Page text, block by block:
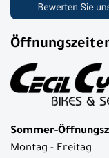
Sommer-
Montag - Freitag